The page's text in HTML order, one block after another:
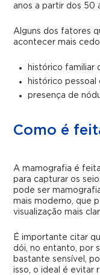
anos a partir dos 50
Alguns dos fatores
acontecer mais cedo
histórico familiar
histórico
presença de
Como é
A mamografia é
para capturar os
pode ser
mais moderno, que
visualização mais
É importante citar
dói, no entanto, por
bastante sensível,
isso, o ideal é evitar